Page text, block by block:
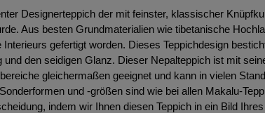
Designerteppich der mit feinster, klassischer
Aus besten Grundmaterialien wie tibetanische
gefertigt worden. Dieses Teppichdesign
den seidigen Glanz. Dieser Nepalteppich ist mit
gleichermaßen geeignet und kann in vielen
und -größen sind wie bei allen Makalu-
indem wir Ihnen diesen Teppich in ein Bild